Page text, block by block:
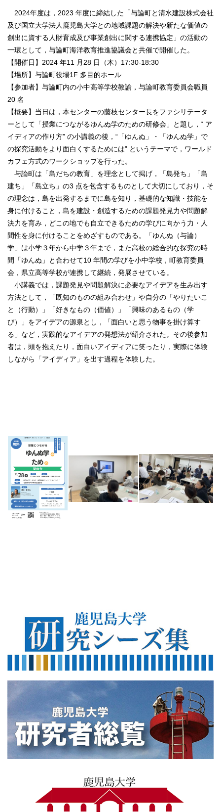
2024年度は，2023 年度に締結した「与論町と清水建設株式会社
及び国立大学法人鹿児島大学との地域課題の解決や新たな価値の
創出に資する人財育成及び事業創出に関する連携協定」の活動の
一環として，与論町海洋教育推進協議会と共催で開催した。
【開催日】2024 年11 月28 日（木）17:30-18:30
【場所】与論町役場1F 多目的ホール
【参加者】与論町内の小中高等学校教諭，与論町教育委員会職員
20 名
【概要】当日は，本センターの藤枝センター長をファシリテータ
ーとして「授業につながるゆんぬ学のための研修会」と題し，“ ア
イディアの作り方” の小講義の後，“「ゆんぬ」・「ゆんぬ学」で
の探究活動をより面白くするためには” というテーマで，ワールド
カフェ方式のワークショップを行った。
与論町は「島だちの教育」を理念として掲げ，「島発ち」「島
建ち」「島立ち」の3 点を包含するものとして大切にしており，そ
の理念は，島を出発するまでに島を知り，基礎的な知識・技能を
身に付けること，島を建設・創造するための課題発見力や問題解
決力を育み，どこの地でも自立できるための学びに向かう力・人
間性を身に付けることをめざすものである。「ゆんぬ（与論）
学」は小学３年から中学３年まで，また高校の総合的な探究の時
間「ゆんぬ」と合わせて10 年間の学びを小中学校，町教育委員
会，県立高等学校が連携して継続，発展させている。
小講義では，課題発見や問題解決に必要なアイデアを生み出す
方法として，「既知のものの組み合わせ」や自分の「やりたいこ
と（行動）」「好きなもの（価値）」「興味のあるもの（学
び）」をアイデアの源泉とし，「面白いと思う物事を掛け算す
る」など，実践的なアイデアの発想法が紹介された。その後参加
者は，頭を抱えたり，面白いアイディアに笑ったり，実際に体験
しながら「アイディア」を出す過程を体験した。
560×200